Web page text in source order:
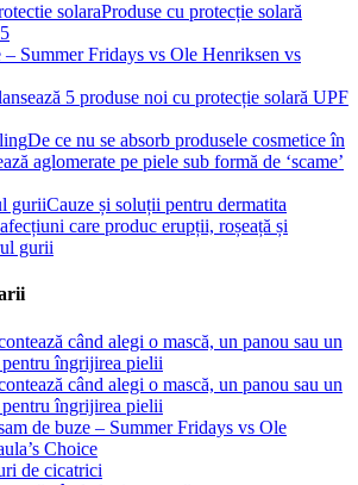
Produse cu protecție solară
– Summer Fridays vs Ole Henriksen vs
5 produse noi cu protecție solară UPF
De ce nu se absorb produsele cosmetice în
aglomerate pe piele sub formă de ‘scame’
Cauze și soluții pentru dermatita
care produc erupții, roșeață și
gurii
când alegi o mască, un panou sau un
îngrijirea pielii
când alegi o mască, un panou sau un
îngrijirea pielii
de buze – Summer Fridays vs Ole
Choice
de cicatrici